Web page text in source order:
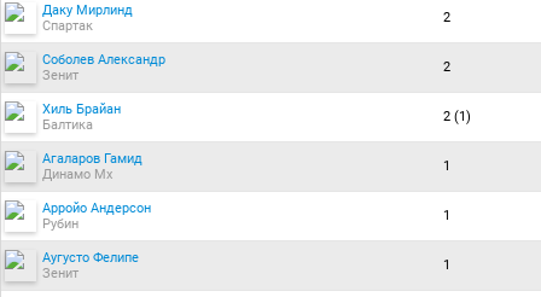
Даку Мирлинд
Спартак
2
Соболев Александр
Зенит
2
Хиль Брайан
Балтика
2 (1)
Агаларов Гамид
Динамо Мх
1
Арройо Андерсон
Рубин
1
Аугусто Фелипе
Зенит
1